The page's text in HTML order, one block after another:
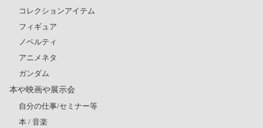
コレクションアイテム
フィギュア
ノベルティ
アニメネタ
ガンダム
本や映画や展示会
自分の仕事/セミナー等
本 / 音楽